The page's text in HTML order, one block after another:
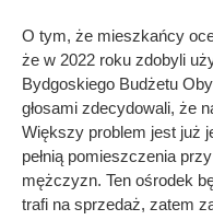
O tym, że mieszkańcy
że w 2022 roku zdobyli
Bydgoskiego Budżetu
głosami zdecydowali, że
Większy problem jest już
pełnią pomieszczenia
mężczyzn. Ten ośrodek
trafi na sprzedaż, zatem